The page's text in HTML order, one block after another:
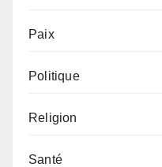
Paix
Politique
Religion
Santé